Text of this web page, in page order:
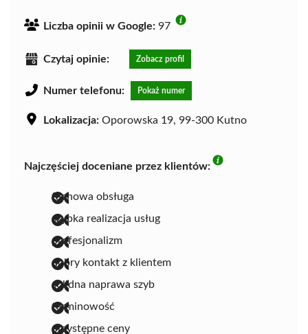
Liczba opinii w Google: 97
Czytaj opinie: Zobacz profil
Numer telefonu: Pokaż numer
Lokalizacja: Oporowska 19, 99-300 Kutno
Najczęściej doceniane przez klientów:
fachowa obsługa
szybka realizacja usług
profesjonalizm
dobry kontakt z klientem
solidna naprawa szyb
terminowość
przystępne ceny